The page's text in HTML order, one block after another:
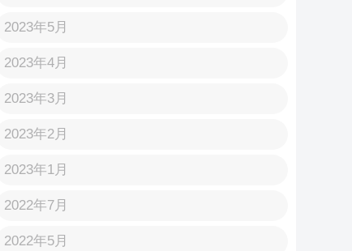
2023年5月
2023年4月
2023年3月
2023年2月
2023年1月
2022年7月
2022年5月